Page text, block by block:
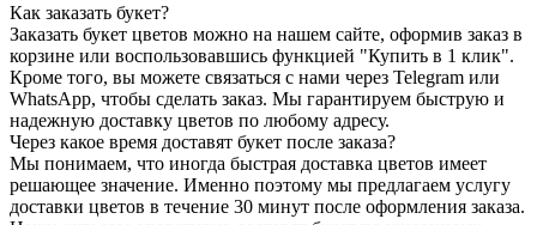
Как заказать букет?
Заказать букет цветов можно на нашем сайте, оформив заказ в
корзине или воспользовавшись функцией "Купить в 1 клик".
Кроме того, вы можете связаться с нами через Telegram или
WhatsApp, чтобы сделать заказ. Мы гарантируем быструю и
надежную доставку цветов по любому адресу.
Через какое время доставят букет после заказа?
Мы понимаем, что иногда быстрая доставка цветов имеет
решающее значение. Именно поэтому мы предлагаем услугу
доставки цветов в течение 30 минут после оформления заказа.